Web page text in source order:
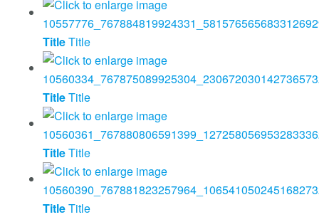
TitleTitle
TitleTitle
TitleTitle
TitleTitle